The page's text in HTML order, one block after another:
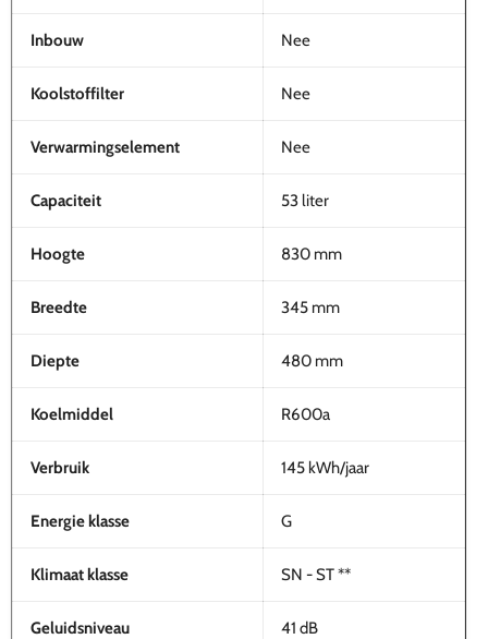
Inbouw Nee
Koolstoffilter Nee
Verwarmingselement Nee
Capaciteit 53 liter
Hoogte 830 mm
Breedte 345 mm
Diepte 480 mm
Koelmiddel R600a
Verbruik 145 kWh/jaar
Energie klasse G
Klimaat klasse SN - ST **
Geluidsniveau 41 dB